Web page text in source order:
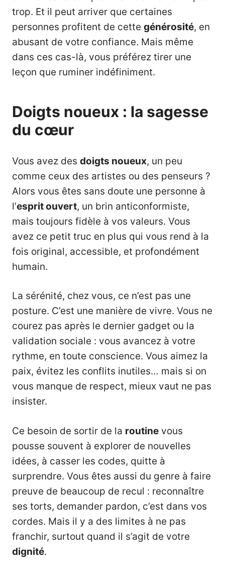
trop. Et il peut arriver que certaines
personnes profitent de cette générosité, en
abusant de votre confiance. Mais même
dans ces cas-là, vous préférez tirer une
leçon que ruminer indéfiniment.
Doigts noueux : la sagesse
du cœur
Vous avez des doigts noueux, un peu
comme ceux des artistes ou des penseurs ?
Alors vous êtes sans doute une personne à
l’esprit ouvert, un brin anticonformiste,
mais toujours fidèle à vos valeurs. Vous
avez ce petit truc en plus qui vous rend à la
fois original, accessible, et profondément
humain.
La sérénité, chez vous, ce n’est pas une
posture. C’est une manière de vivre. Vous ne
courez pas après le dernier gadget ou la
validation sociale : vous avancez à votre
rythme, en toute conscience. Vous aimez la
paix, évitez les conflits inutiles… mais si on
vous manque de respect, mieux vaut ne pas
insister.
Ce besoin de sortir de la routine vous
pousse souvent à explorer de nouvelles
idées, à casser les codes, quitte à
surprendre. Vous êtes aussi du genre à faire
preuve de beaucoup de recul : reconnaître
ses torts, demander pardon, c’est dans vos
cordes. Mais il y a des limites à ne pas
franchir, surtout quand il s’agit de votre
dignité.